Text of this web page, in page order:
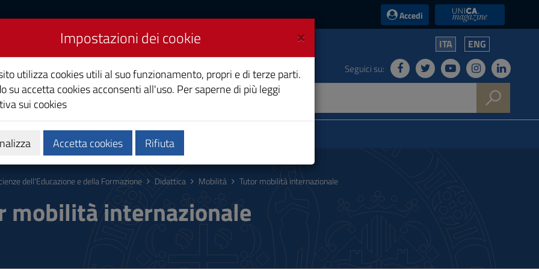
Accedi UniCA News
e della ITA ENG
Seguici su:
Calendari e orari Qualità e miglioramento
dell'Educazione e della Formazione Didattica Mobilità Tutor mobilità internazionale
mobilità internazionale
×
Impostazioni dei cookie
utilizza cookies utili al suo funzionamento, propri e di terze parti.
su accetta cookies acconsenti all'uso. Per saperne di più leggi
sui cookies
Accetta cookies Rifiuta